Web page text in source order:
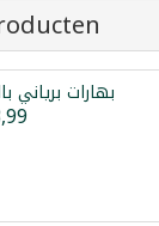
بهارات برياني